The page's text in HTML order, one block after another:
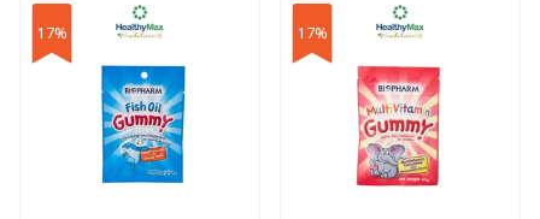
ษสมาชิก
17% 17%